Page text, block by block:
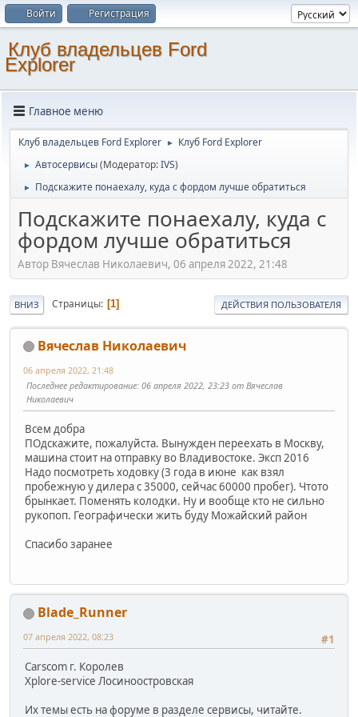
Войти Регистрация
Клуб владельцев Ford
Explorer
Главное меню
Клуб владельцев Ford Explorer ► Клуб Ford Explorer
► Автосервисы(Модератор:IVS)
► Подскажите понаехалу, куда с фордом лучше обратиться
Подскажите понаехалу, куда с
фордом лучше обратиться
Автор Вячеслав Николаевич, 06 апреля 2022, 21:48
ВНИЗ Страницы 1 ДЕЙСТВИЯ ПОЛЬЗОВАТЕЛЯ
Вячеслав Николаевич
06 апреля 2022, 21:48
Последнее редактирование: 06 апреля 2022, 23:23 от Вячеслав
Николаевич
Всем добра
ПОдскажите, пожалуйста. Вынужден переехать в Москву,
машина стоит на отправку во Владивостоке. Эксп 2016
Надо посмотреть ходовку (3 года в июне как взял
пробежную у дилера с 35000, сейчас 60000 пробег). Чтото
брынкает. Поменять колодки. Ну и вообще кто не сильно
рукопоп. Географически жить буду Можайский район
Спасибо заранее
Blade_Runner
#1
07 апреля 2022, 08:23
Carscom г. Королев
Xplore-service Лосиноостровская
Их темы есть на форуме в разделе сервисы, читайте.